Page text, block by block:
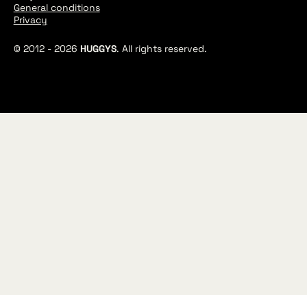
© 2012 - 2026 HUGGYS. All rights reserved.
General conditions
Privacy